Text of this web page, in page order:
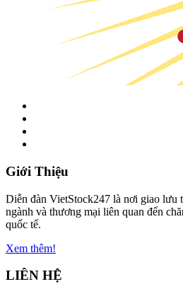
Giới Thiệu
Diễn đàn VietStock247 là nơi giao lưu
ngành và thương mại liên quan đến
quốc tế.
Xem thêm!
LIÊN HỆ